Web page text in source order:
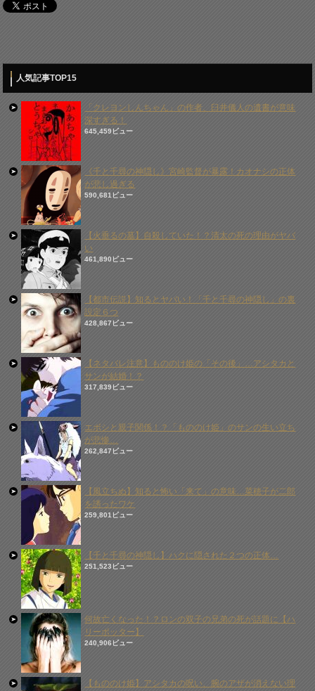
人気記事TOP15
「クレヨンしんちゃん」の作者、臼井儀人の遺書が意味
深すぎる！
645,459ビュー
《千と千尋の神隠し》宮崎監督が暴露！カオナシの正体
が悲し過ぎる
590,681ビュー
【火垂るの墓】自殺していた！？清太の死の理由がヤバ
い
461,890ビュー
【都市伝説】知るとヤバい！「千と千尋の神隠し」の裏
設定６つ
428,867ビュー
【ネタバレ注意】もののけ姫の「その後」…アシタカと
サンが結婚！？
317,839ビュー
エボシと親子関係！？「もののけ姫」のサンの生い立ち
が悲惨…
262,847ビュー
【風立ちぬ】知ると怖い「来て」の意味…菜穂子が二郎
を誘ったワケ
259,801ビュー
【千と千尋の神隠し】ハクに隠された２つの正体…
251,523ビュー
何故亡くなった！？ロンの双子の兄弟の死が話題に【ハ
リーポッター】
240,906ビュー
【もののけ姫】アシタカの呪い、腕のアザが消えない理